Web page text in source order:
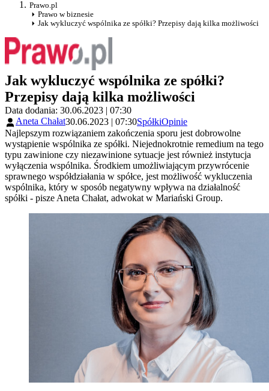
Prawo.pl
Prawo w biznesie
Jak wykluczyć wspólnika ze spółki? Przepisy dają kilka możliwości
Jak wykluczyć wspólnika ze spółki?
Przepisy dają kilka możliwości
Data dodania: 30.06.2023 | 07:30
Aneta Chałat30.06.2023 | 07:30SpółkiOpinie
Najlepszym rozwiązaniem zakończenia sporu jest dobrowolne
wystąpienie wspólnika ze spółki. Niejednokrotnie remedium na tego
typu zawinione czy niezawinione sytuacje jest również instytucja
wyłączenia wspólnika. Środkiem umożliwiającym przywrócenie
sprawnego współdziałania w spółce, jest możliwość wykluczenia
wspólnika, który w sposób negatywny wpływa na działalność
spółki - pisze Aneta Chałat, adwokat w Mariański Group.